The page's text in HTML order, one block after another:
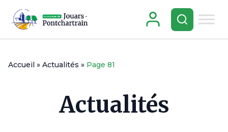
Accueil » Actualités » Page 81
Actualités